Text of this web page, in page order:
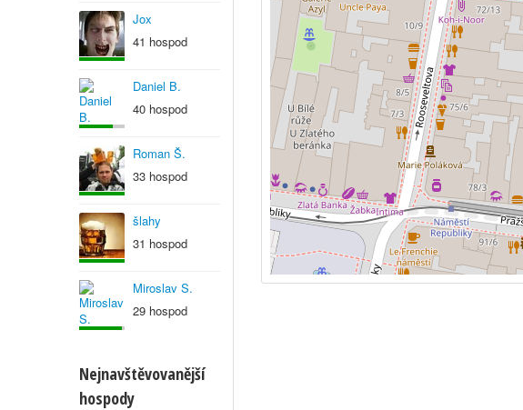
Jox
41 hospod
Daniel B.
40 hospod
Roman Š.
33 hospod
šlahy
31 hospod
Miroslav S.
29 hospod
Nejnavštěvovanější
hospody